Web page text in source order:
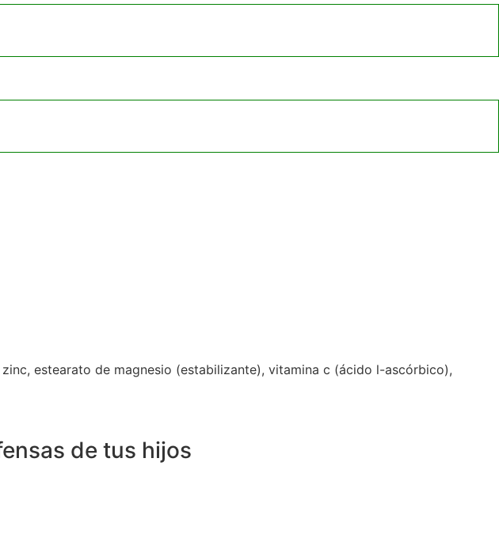
estearato de magnesio (estabilizante), vitamina c (ácido l-ascórbico),
de tus hijos